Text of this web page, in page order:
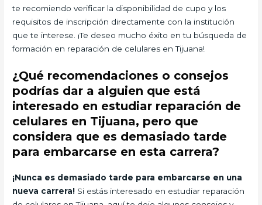
te recomiendo verificar la disponibilidad de cupo y los
requisitos de inscripción directamente con la institución
que te interese. ¡Te deseo mucho éxito en tu búsqueda de
formación en reparación de celulares en Tijuana!
¿Qué recomendaciones o consejos
podrías dar a alguien que está
interesado en estudiar reparación de
celulares en Tijuana, pero que
considera que es demasiado tarde
para embarcarse en esta carrera?
¡Nunca es demasiado tarde para embarcarse en una
nueva carrera! Si estás interesado en estudiar reparación